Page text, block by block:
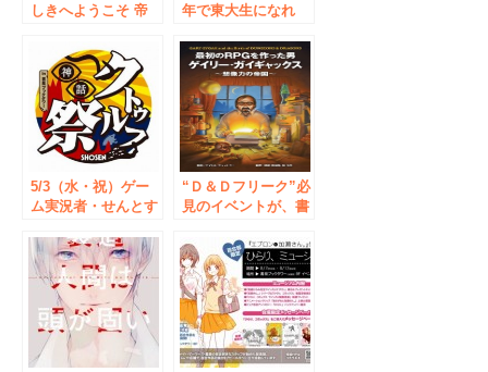
しきへようこそ 帝
さちみりほ先生サイ
ン会 開催！
年で東大生になれ
発売記念 桜雪さん
のサイン＆握手会を
7/27（水）書泉ブッ
クタワーにて開催！
イベント参加券は
6/25（土）より配布
開始！
5/3（水・祝）ゲー
ム実況者・せんとす
神話」を学べる公開
生放送を、書泉ブッ
クタワー「クトゥル
フ神話祭」内にて開
催！
“Ｄ＆Ｄフリーク”必
見のイベントが、書
緊急開催決定！
7/8（金）「最初の
RPGを作った男ゲイ
リー・ガイギャック
ス～想像力の帝国
～」発売記念 柳田
真坂樹さん トーク